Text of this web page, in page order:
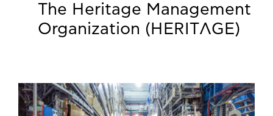
The Heritage Management
Organization (HERITΛGΕ)